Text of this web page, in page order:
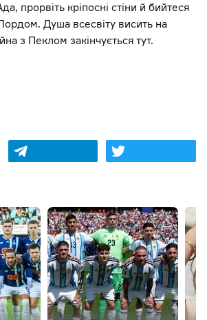
прорвіть кріпосні стіни й бийтеся
Душа всесвіту висить на
з Пеклом закінчується тут.